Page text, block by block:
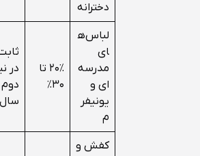
دخترانه
لباس‌ه
ای
مدرسه‌
ای و
یونیفر
م
۲۰٪ تا
۳۰٪
در
دوم
سال
کفش و